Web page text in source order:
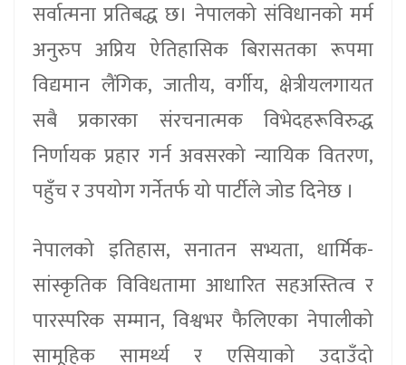
सर्वात्मना प्रतिबद्ध छ। नेपालको संविधानको मर्म
अनुरुप अप्रिय ऐतिहासिक बिरासतका रूपमा
विद्यमान लैंगिक, जातीय, वर्गीय, क्षेत्रीयलगायत
सबै प्रकारका संरचनात्मक विभेदहरूविरुद्ध
निर्णायक प्रहार गर्न अवसरको न्यायिक वितरण,
पहुँच र उपयोग गर्नेतर्फ यो पार्टीले जोड दिनेछ ।
नेपालको इतिहास, सनातन सभ्यता, धार्मिक-
सांस्कृतिक विविधतामा आधारित सहअस्तित्व र
पारस्परिक सम्मान, विश्वभर फैलिएका नेपालीको
सामूहिक सामर्थ्य र एसियाको उदाउँदो